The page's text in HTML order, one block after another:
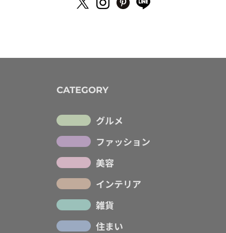
CATEGORY
グルメ
ファッション
美容
インテリア
雑貨
住まい